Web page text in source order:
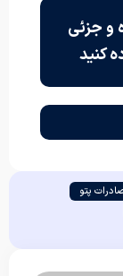
و جزئی
کنید
پتو